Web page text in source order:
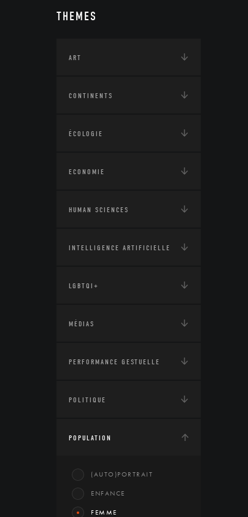
THEMES
ART
CONTINENTS
ÉCOLOGIE
ECONOMIE
HUMAN SCIENCES
INTELLIGENCE ARTIFICIELLE
LGBTQI+
MÉDIAS
PERFORMANCE GESTUELLE
POLITIQUE
POPULATION
(AUTO)PORTRAIT
ENFANCE
FEMME